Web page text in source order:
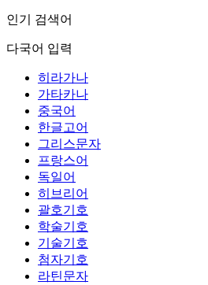
인기 검색어
다국어 입력
히라가나
가타카나
중국어
한글고어
그리스문자
프랑스어
독일어
히브리어
괄호기호
학술기호
기술기호
첨자기호
라틴문자